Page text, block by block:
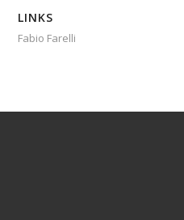
LINKS
Fabio Farelli